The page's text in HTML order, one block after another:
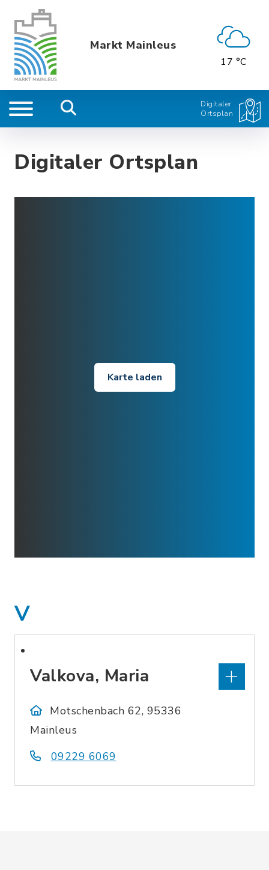
Markt Mainleus
17 °C
Digitaler
Ortsplan
Digitaler Ortsplan
Karte laden
V
Valkova, Maria
Motschenbach 62, 95336
Mainleus
09229 6069